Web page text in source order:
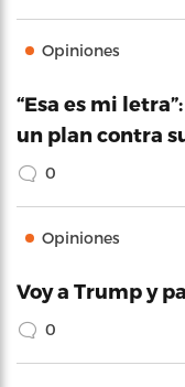
Opiniones
“Esa es mi
un plan contra
0
Opiniones
Voy a Trump y
0